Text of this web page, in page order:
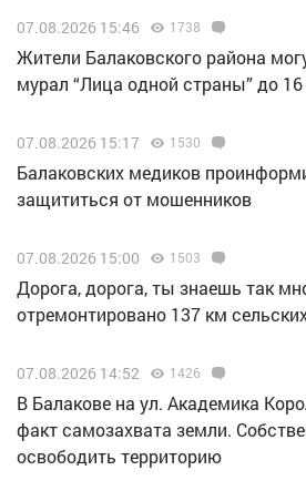
07.08.2026 15:46 1738
Жители Балаковского района
мурал “Лица одной страны” до 16
07.08.2026 15:17 1530
Балаковских медиков
защититься от мошенников
07.08.2026 15:00 1503
Дорога, дорога, ты знаешь так
отремонтировано 137 км
07.08.2026 14:52 1426
В Балакове на ул. Академика
факт самозахвата земли.
освободить территорию